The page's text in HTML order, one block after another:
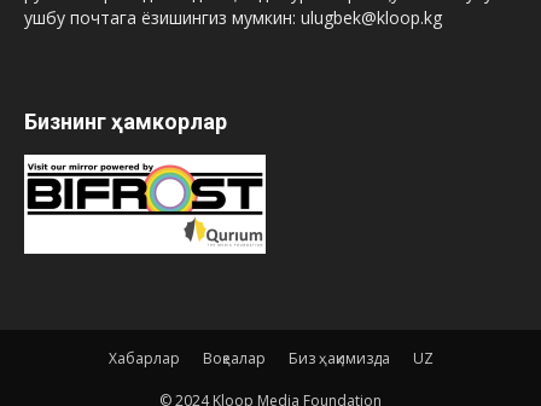
ушбу почтага ёзишингиз мумкин: ulugbek@kloop.kg
Бизнинг ҳамкорлар
Хабарлар Воқеалар Биз ҳақимизда UZ
© 2024 Kloop Media Foundation